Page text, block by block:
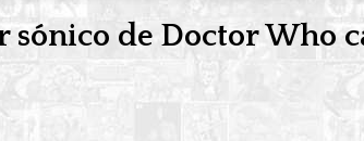
de Doctor Who